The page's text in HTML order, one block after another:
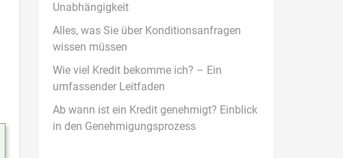
Unabhängigkeit
Alles, was Sie über Konditionsanfragen
wissen müssen
Wie viel Kredit bekomme ich? – Ein
umfassender Leitfaden
Ab wann ist ein Kredit genehmigt? Einblick
in den Genehmigungsprozess